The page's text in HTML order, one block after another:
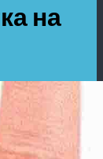
на